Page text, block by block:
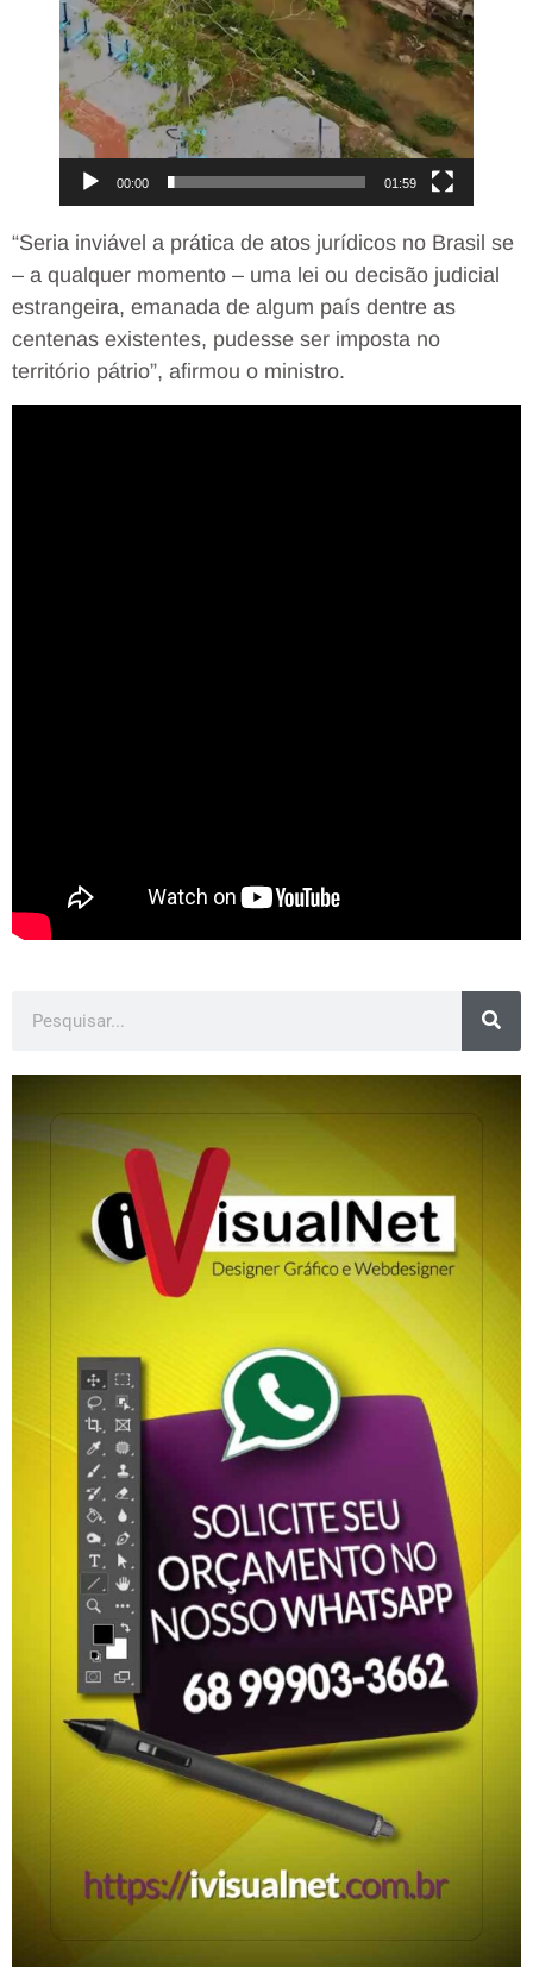
00:00 01:59
“Seria inviável a prática de atos jurídicos no Brasil se
– a qualquer momento – uma lei ou decisão judicial
estrangeira, emanada de algum país dentre as
centenas existentes, pudesse ser imposta no
território pátrio”, afirmou o ministro.